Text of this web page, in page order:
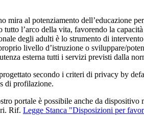
mira al potenziamento dell’educazione
tutto l’arco della vita, favorendo la
degli adulti è lo strumento di
livello d’istruzione o sviluppare/
esterna tutti i servizi previsti dalla
secondo i criteri di privacy by
di profilazione.
portale è possibile anche da
Rif. Legge Stanca "Disposizioni per